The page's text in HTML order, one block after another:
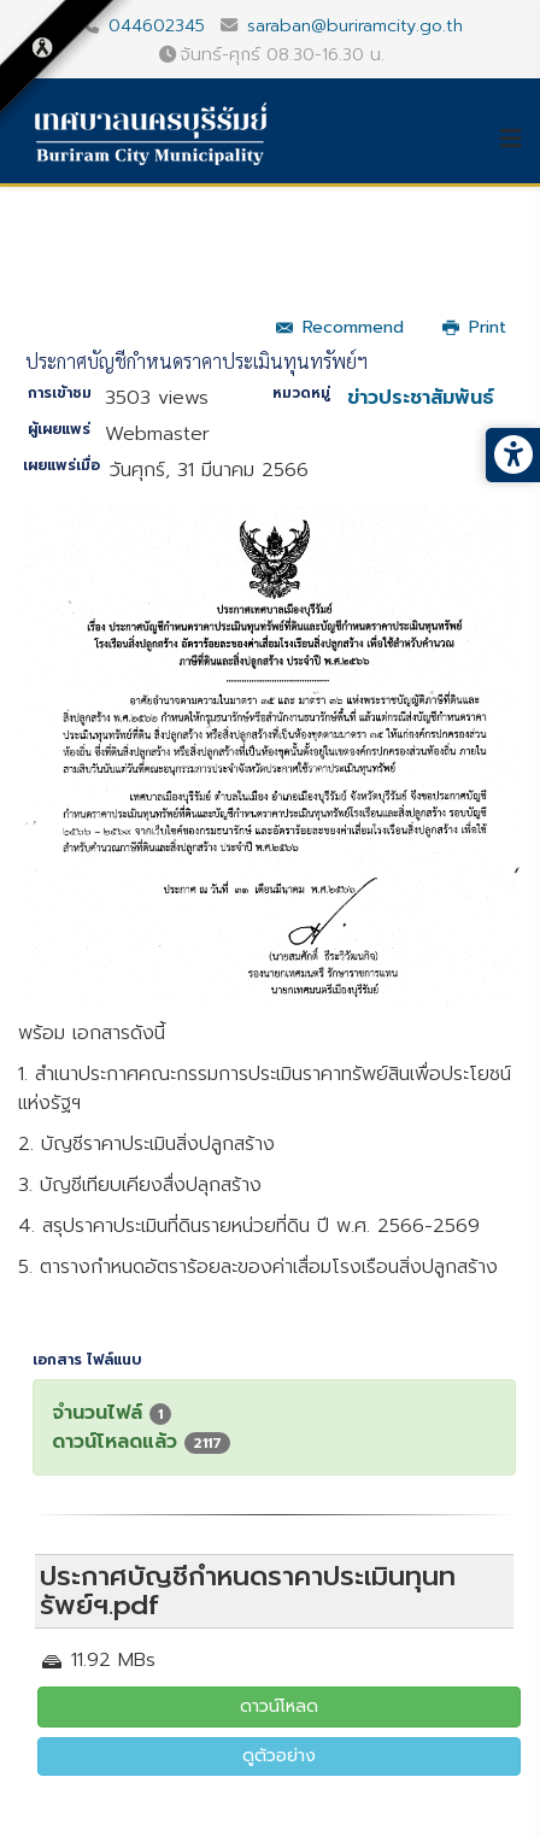
044602345
saraban@buriramcity.go.th
จันทร์-ศุกร์ 08.30-16.30 น.
Recommend
Print
ประกาศบัญชีกำหนดราคาประเมินทุนทรัพย์ฯ
การเข้าชม 3503 views หมวดหมู่ ข่าวประชาสัมพันธ์
ผู้เผยแพร่ Webmaster
เผยแพร่เมื่อ วันศุกร์, 31 มีนาคม 2566
พร้อม เอกสารดังนี้
1. สำเนาประกาศคณะกรรมการประเมินราคาทรัพย์สินเพื่อประโยชน์
แห่งรัฐฯ
2. บัญชีราคาประเมินสิ่งปลูกสร้าง
3. บัญชีเทียบเคียงสื่งปลุกสร้าง
4. สรุปราคาประเมินที่ดินรายหน่วยที่ดิน ปี พ.ศ. 2566-2569
5. ตารางกำหนดอัตราร้อยละของค่าเสื่อมโรงเรือนสิ่งปลูกสร้าง
เอกสาร ไฟล์แนบ
จำนวนไฟล์ 1
ดาวน์โหลดแล้ว 2117
ประกาศบัญชีกำหนดราคาประเมินทุนท
รัพย์ฯ.pdf
11.92 MBs
ดาวน์โหลด
ดูตัวอย่าง